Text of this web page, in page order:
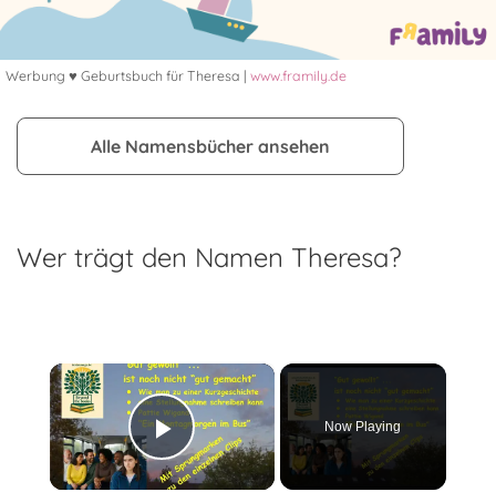
Werbung ♥ Geburtsbuch für Theresa | www.framily.de
Alle Namensbücher ansehen
Wer trägt den Namen Theresa?
×
Play Video
Now Playing